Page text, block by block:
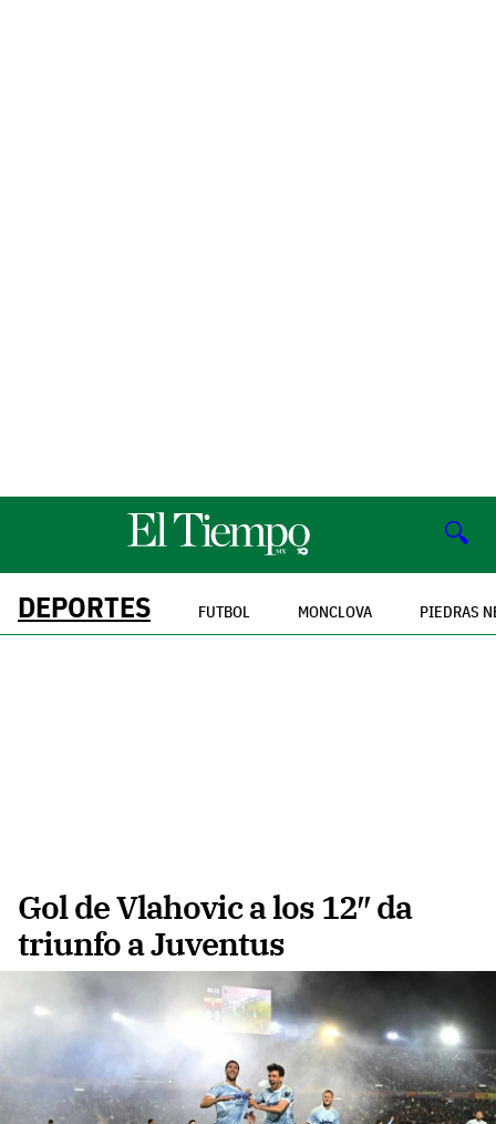
🔍
DEPORTES FUTBOL MONCLOVA PIEDRAS
Gol de Vlahovic a los 12″ da
triunfo a Juventus